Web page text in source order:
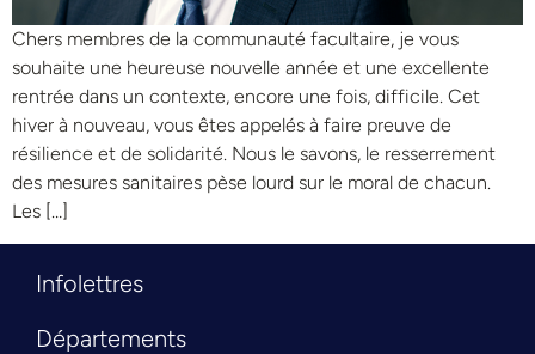
Chers membres de la communauté facultaire, je vous
souhaite une heureuse nouvelle année et une excellente
rentrée dans un contexte, encore une fois, difficile. Cet
hiver à nouveau, vous êtes appelés à faire preuve de
résilience et de solidarité. Nous le savons, le resserrement
des mesures sanitaires pèse lourd sur le moral de chacun.
Les […]
Infolettres
Départements